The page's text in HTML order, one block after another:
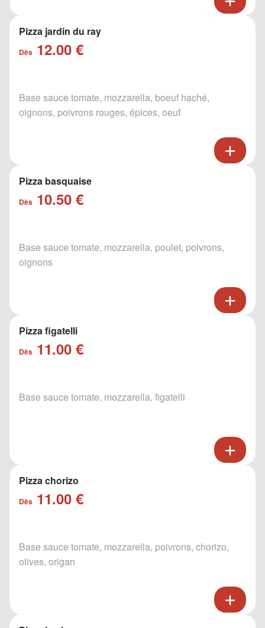
Pizza jardin du ray
Dès 12.00 €
Base sauce tomate, mozzarella, boeuf haché,
oignons, poivrons rouges, épices, oeuf
Pizza basquaise
Dès 10.50 €
Base sauce tomate, mozzarella, poulet, poivrons,
oignons
Pizza figatelli
Dès 11.00 €
Base sauce tomate, mozzarella, figatelli
Pizza chorizo
Dès 11.00 €
Base sauce tomate, mozzarella, poivrons, chorizo,
olives, origan